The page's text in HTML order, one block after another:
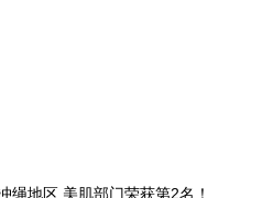
绳地区 美肌部门荣获第2名！